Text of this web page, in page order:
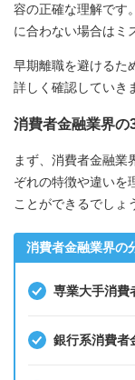
容の正確な理解です
に合わない場合はミ
早期離職を避けるた
詳しく確認していき
消費者金融業界の
まず、消費者金融業
ぞれの特徴や違いを
ことができるでしょ
消費者金融業界の
専業大手消費
銀行系消費者